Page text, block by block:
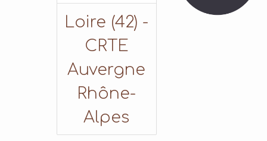
Loire (42) -
CRTE
Auvergne
Rhône-
Alpes